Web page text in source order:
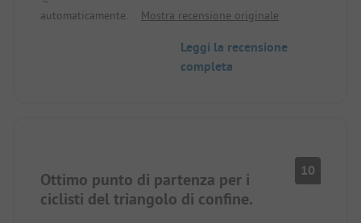
automaticamente.
Mostra recensione originale
Leggi la recensione
completa
Ottimo punto di partenza per i
ciclisti del triangolo di confine.
10